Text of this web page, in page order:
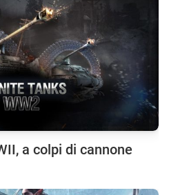
a colpi di cannone